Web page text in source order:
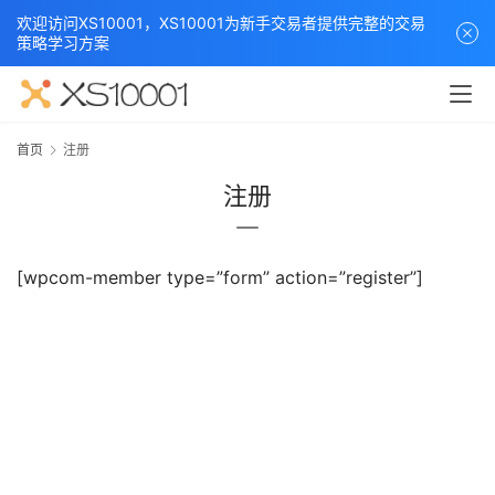
首页 注册
注册
[wpcom-member type=”form” action=”register”]
欢迎访问XS10001，XS10001为新手交易者提供完整的交易
策略学习方案